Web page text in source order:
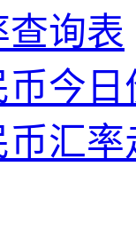
询表
币今
币汇率